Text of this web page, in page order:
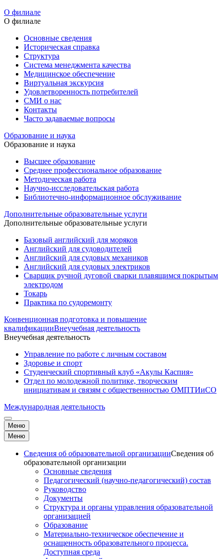
О филиале
О филиале
Основные сведения
Историческая справка
Структура
Система менеджмента качества
Медицинское обеспечение
Виртуальная экскурсия
Удовлетворенность потребителей
СМИ о нас
Контакты
Часто задаваемые вопросы
Образование и наука
Образование и наука
Высшее образование
Среднее профессиональное образование
Методическая работа
Научно-исследовательская работа
Библиотечно-информационное обслуживание
Дополнительные образовательные услуги
Дополнительные образовательные услуги
Базовый английский для моряков
Английский для судоводителей
Английский для судовых механиков
Английский для судовых электриков
Cварщик ручной дуговой сварки плавящимся покрытым
электродом
Токарь
Практика по судоремонту
Конвенционная подготовка и повышение
квалификацииВнеучебная деятельность
Внеучебная деятельность
Управление по работе с личным составом
Здоровье и спорт
Студенческий спортивный клуб «Акулы Каспия»
Отдел по молодежной политике, творческим
инициативам и связям с общественностью ОМПТИиСО
Международная деятельность
Меню
Меню
Сведения об образовательной организацииСведения об
образовательной организации
Основные сведения
Педагогический (научно-педагогический) состав
Руководство
Документы
Структура и органы управления образовательной
организацией
Образование
Материально-техническое обеспечение и
оснащенность образовательного процесса.
Доступная среда